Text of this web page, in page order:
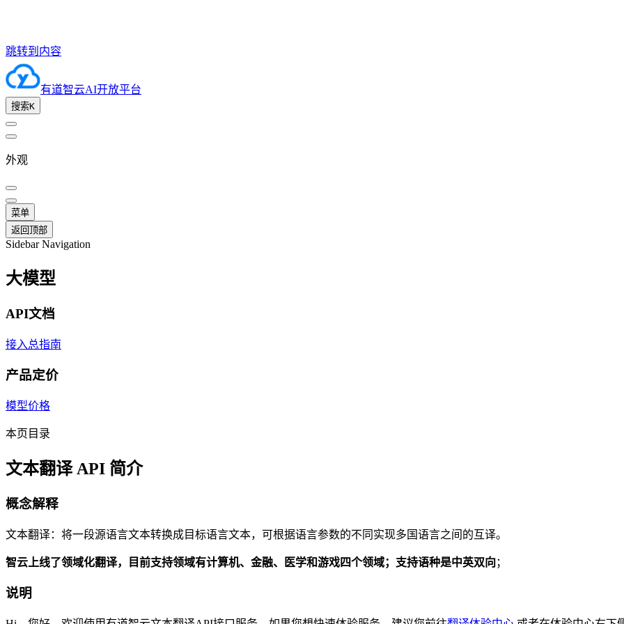
跳转到内容
有道智云AI开放平台
搜索K
外观
菜单
返回顶部
Sidebar Navigation
大模型
API文档
接入总指南
产品定价
模型价格
本页目录
文本翻译 API 简介
概念解释
文本翻译：将一段源语言文本转换成目标语言文本，可根据语言参数的不同实现多国语言之间的互译。
智云上线了领域化翻译，目前支持领域有计算机、金融、医学和游戏四个领域；支持语种是中英双向 ；
说明